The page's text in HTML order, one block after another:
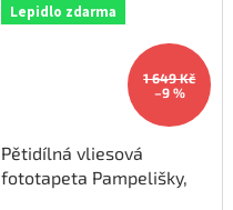
Lepidlo zdarma
1 649 Kč
–9 %
Pětidílná vliesová
fototapeta Pampelišky,